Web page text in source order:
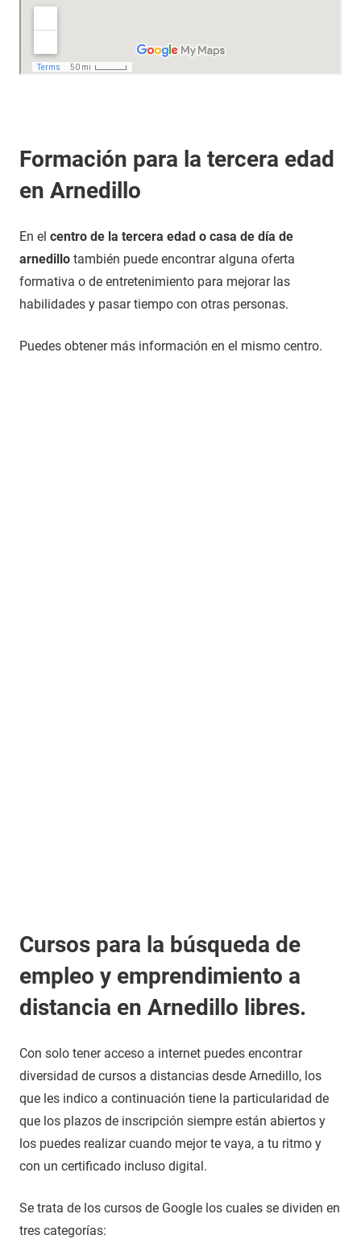
Formación para la tercera edad
en Arnedillo
En el centro de la tercera edad o casa de día de
arnedillo también puede encontrar alguna oferta
formativa o de entretenimiento para mejorar las
habilidades y pasar tiempo con otras personas.
Puedes obtener más información en el mismo centro.
Cursos para la búsqueda de
empleo y emprendimiento a
distancia en Arnedillo libres.
Con solo tener acceso a internet puedes encontrar
diversidad de cursos a distancias desde Arnedillo, los
que les indico a continuación tiene la particularidad de
que los plazos de inscripción siempre están abiertos y
los puedes realizar cuando mejor te vaya, a tu ritmo y
con un certificado incluso digital.
Se trata de los cursos de Google los cuales se dividen en
tres categorías: